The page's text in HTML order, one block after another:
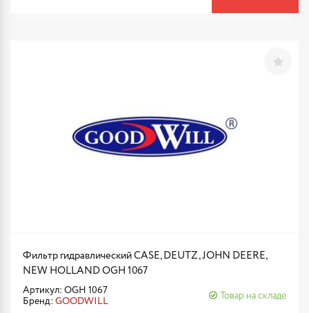
Фильтр гидравлический CASE, DEUTZ, JOHN DEERE,
NEW HOLLAND OGH 1067
Артикул: OGH 1067
Бренд: GOODWILL
Товар на складе